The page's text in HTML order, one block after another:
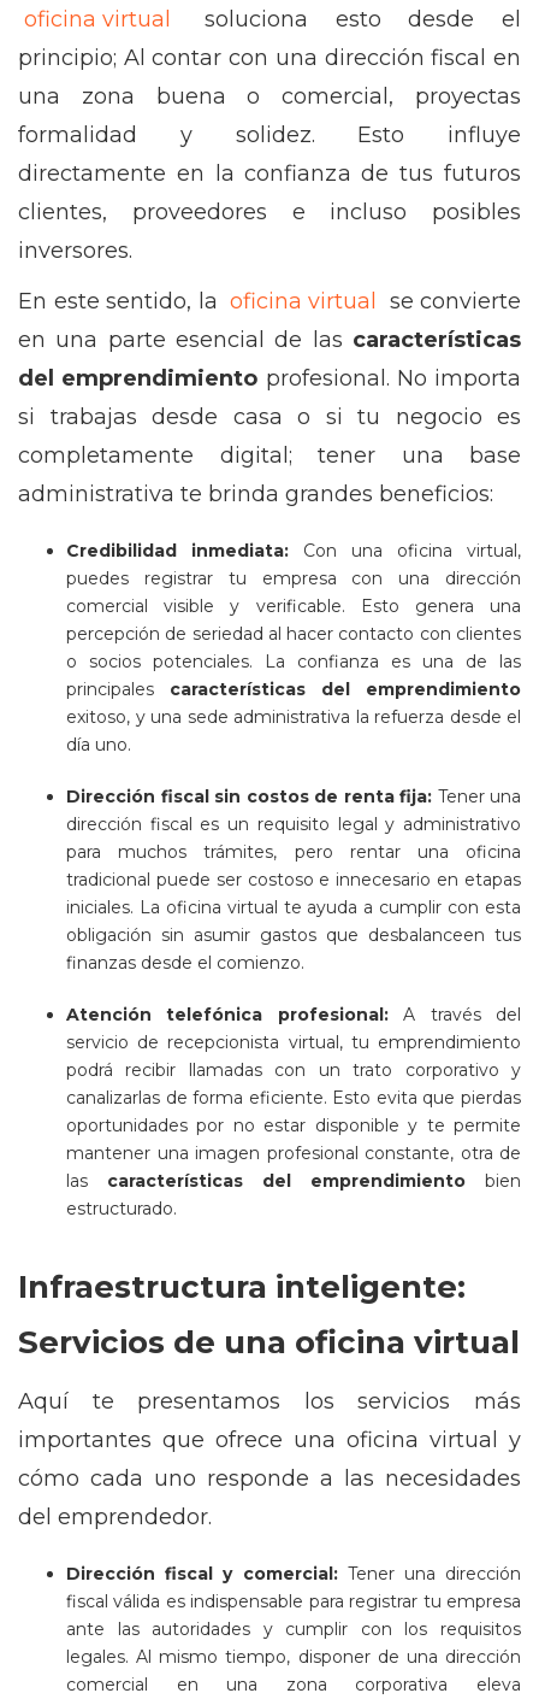
oficina virtual
soluciona esto desde el
principio; Al contar con una dirección fiscal en
una zona buena o comercial, proyectas
formalidad y solidez. Esto influye
directamente en la confianza de tus futuros
clientes, proveedores e incluso posibles
inversores.
En este sentido, la oficina virtual
se convierte
en una parte esencial de las características
del emprendimiento profesional. No importa
si trabajas desde casa o si tu negocio es
completamente digital; tener una base
administrativa te brinda grandes beneficios:
Credibilidad inmediata: Con una oficina virtual,
puedes registrar tu empresa con una dirección
comercial visible y verificable. Esto genera una
percepción de seriedad al hacer contacto con clientes
o socios potenciales. La confianza es una de las
principales características del emprendimiento
exitoso, y una sede administrativa la refuerza desde el
día uno.
Dirección fiscal sin costos de renta fija: Tener una
dirección fiscal es un requisito legal y administrativo
para muchos trámites, pero rentar una oficina
tradicional puede ser costoso e innecesario en etapas
iniciales. La oficina virtual te ayuda a cumplir con esta
obligación sin asumir gastos que desbalanceen tus
finanzas desde el comienzo.
Atención telefónica profesional:A través del
servicio de recepcionista virtual, tu emprendimiento
podrá recibir llamadas con un trato corporativo y
canalizarlas de forma eficiente. Esto evita que pierdas
oportunidades por no estar disponible y te permite
mantener una imagen profesional constante, otra de
las características del emprendimiento bien
estructurado.
Infraestructura inteligente:
Servicios de una oficina virtual
Aquí te presentamos los servicios más
importantes que ofrece una oficina virtual y
cómo cada uno responde a las necesidades
del emprendedor.
Dirección fiscal y comercial: Tener una dirección
fiscal válida es indispensable para registrar tu empresa
ante las autoridades y cumplir con los requisitos
legales. Al mismo tiempo, disponer de una dirección
comercial en una zona corporativa eleva